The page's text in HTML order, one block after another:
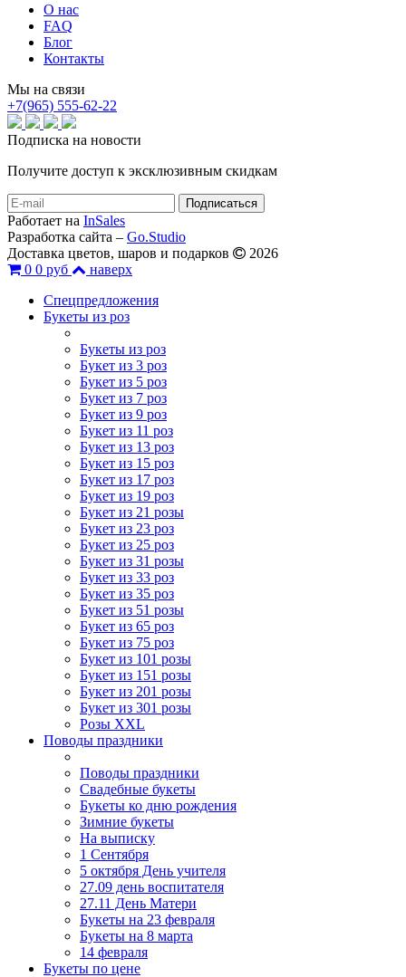
О нас
FAQ
Блог
Контакты
Мы на связи
+7(965) 555-62-22
Подписка на новости
Получите доступ к эксклюзивным скидкам
Работает на InSales
Разработка сайта – Go.Studio
Доставка цветов, шаров и подарков
2026
0 0 руб
наверх
Спецпредложения
Букеты из роз
Букеты из роз
Букет из 3 роз
Букет из 5 роз
Букет из 7 роз
Букет из 9 роз
Букет из 11 роз
Букет из 13 роз
Букет из 15 роз
Букет из 17 роз
Букет из 19 роз
Букет из 21 розы
Букет из 23 роз
Букет из 25 роз
Букет из 31 розы
Букет из 33 роз
Букет из 35 роз
Букет из 51 розы
Букет из 65 роз
Букет из 75 роз
Букет из 101 розы
Букет из 151 розы
Букет из 201 розы
Букет из 301 розы
Розы XXL
Поводы праздники
Поводы праздники
Свадебные букеты
Букеты ко дню рождения
Зимние букеты
На выписку
1 Сентября
5 октября День учителя
27.09 день воспитателя
27.11 День Матери
Букеты на 23 февраля
Букеты на 8 марта
14 февраля
Букеты по цене